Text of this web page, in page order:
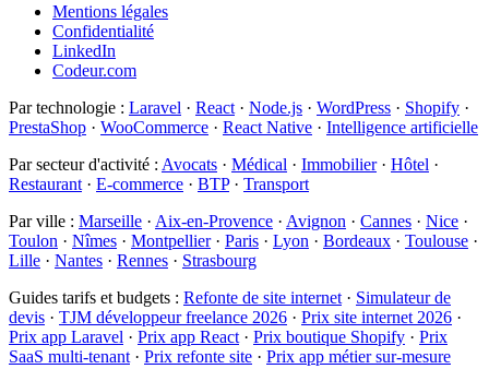
Mentions légales
Confidentialité
LinkedIn
Codeur.com
Par technologie : Laravel · React · Node.js · WordPress · Shopify ·
PrestaShop · WooCommerce · React Native · Intelligence artificielle
Par secteur d'activité : Avocats · Médical · Immobilier· Hôtel ·
Restaurant · E-commerce · BTP· Transport
Par ville : Marseille · Aix-en-Provence · Avignon · Cannes · Nice ·
Toulon · Nîmes · Montpellier· Paris · Lyon · Bordeaux · Toulouse ·
Lille · Nantes · Rennes · Strasbourg
Guides tarifs et budgets : Refonte de site internet · Simulateur de
devis · TJM développeur freelance 2026 · Prix site internet 2026 ·
Prix app Laravel · Prix app React · Prix boutique Shopify · Prix
SaaS multi-tenant · Prix refonte site · Prix app métier sur-mesure